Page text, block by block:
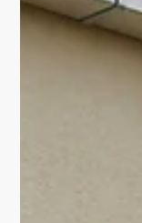
FROM
Der
neues